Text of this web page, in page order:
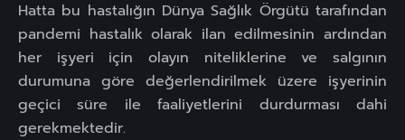
Hatta bu hastalığın Dünya Sağlık Örgütü tarafından
pandemi hastalık olarak ilan edilmesinin ardından
her işyeri için olayın niteliklerine ve salgının
durumuna göre değerlendirilmek üzere işyerinin
geçici süre ile faaliyetlerini durdurması dahi
gerekmektedir.